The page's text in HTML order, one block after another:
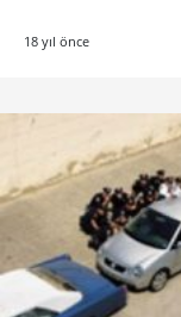
18 yıl önce